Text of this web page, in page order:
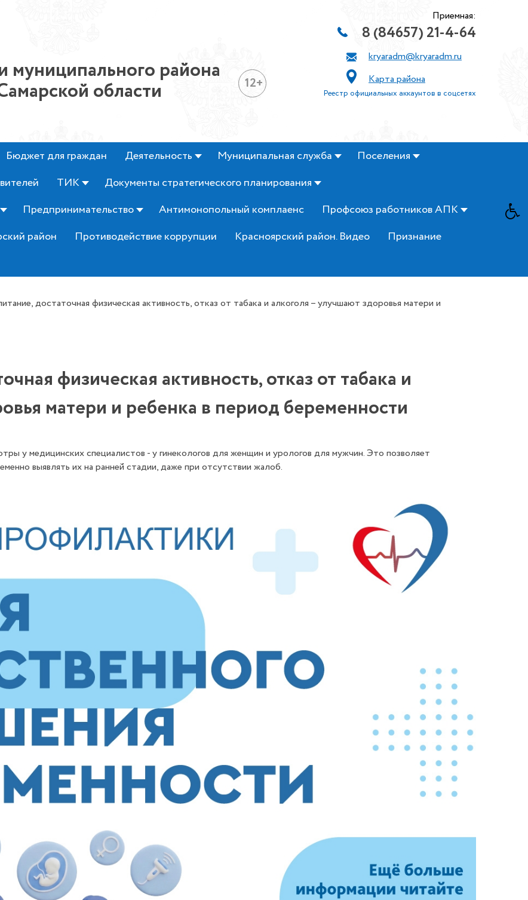
района
области 12+
Приемная:
8 (84657) 21-4-64
kryaradm@kryaradm.ru
Карта района
Реестр официальных аккаунтов в соцсетях
Бюджет для граждан Деятельность Муниципальная служба
Поселения
ТИК
Документы стратегического планирования
Предпринимательство Антимонопольный комплаенс
Профсоюз работников АПК
район Противодействие коррупции Красноярский район. Видео
Признание
достаточная физическая активность, отказ от табака и алкоголя – улучшают здоровья матери и
физическая активность, отказ от табака и
матери и ребенка в период беременности
у медицинских специалистов - у гинекологов для женщин и урологов для мужчин. Это позволяет
выявлять их на ранней стадии, даже при отсутствии жалоб.